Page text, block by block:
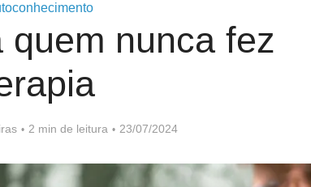
quem nunca fez
2 min de leitura 23/07/2024